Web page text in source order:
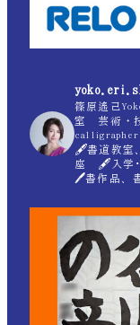
篠原遙己
室 芸術・
🖋書道教室
座 🖋入学･
🖊書作品、